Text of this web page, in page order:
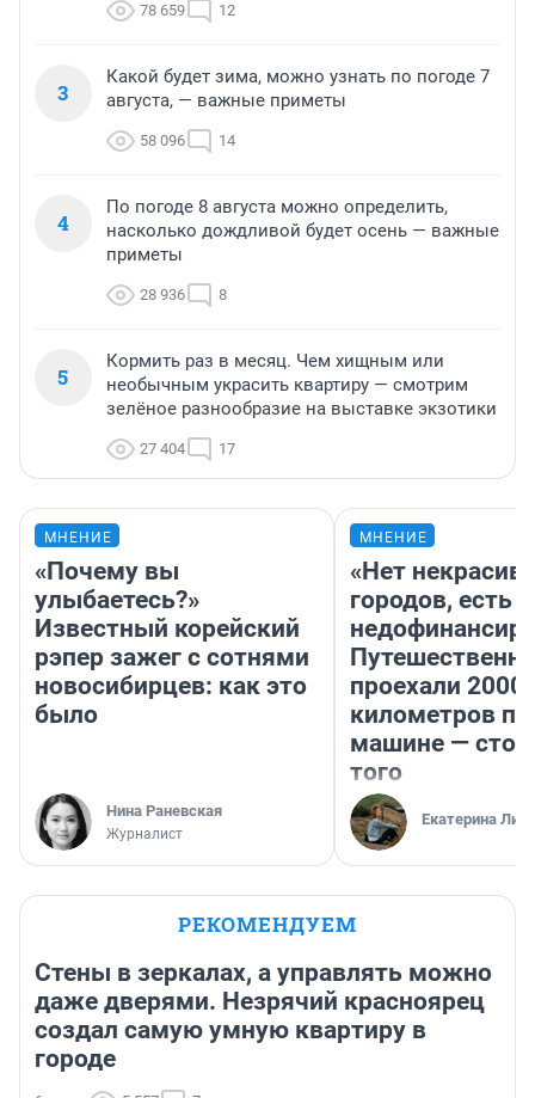
78 659 12
3
Какой будет зима, можно узнать по погоде 7
августа, — важные приметы
58 096 14
4
По погоде 8 августа можно определить,
насколько дождливой будет осень — важные
приметы
28 936 8
5
Кормить раз в месяц. Чем хищным или
необычным украсить квартиру — смотрим
зелёное разнообразие на выставке экзотики
27 404 17
МНЕНИЕ
«Почему вы
улыбаетесь?»
Известный корейский
рэпер зажег с сотнями
новосибирцев: как это
было
Нина Раневская
Журналист
МНЕНИЕ
«Нет
городов, есть
проехали 2000
километров по
машине —
того
Екатерина
РЕКОМЕНДУЕМ
Стены в зеркалах, а управлять можно
даже дверями. Незрячий красноярец
создал самую умную квартиру в
городе